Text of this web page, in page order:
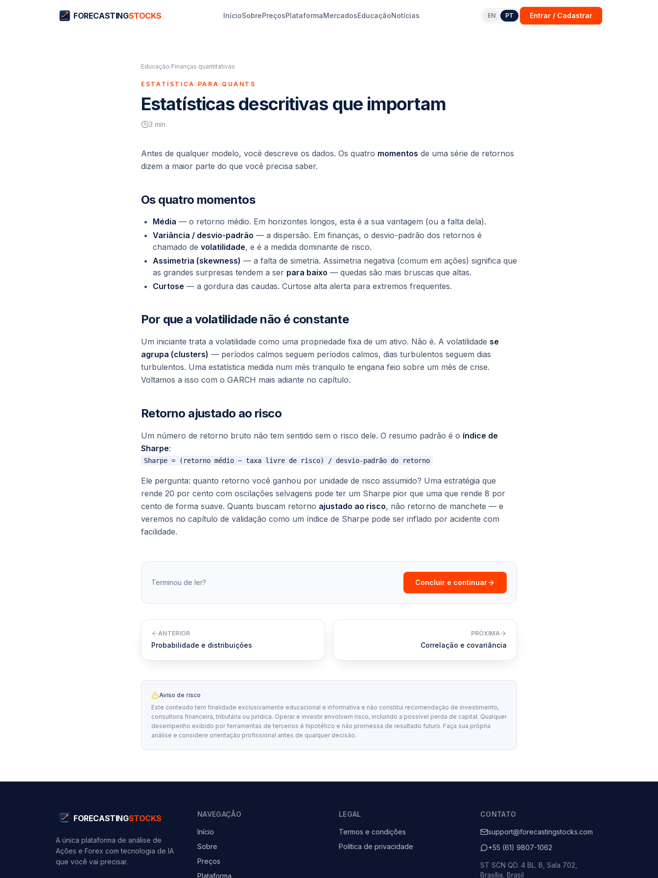
FORECASTINGSTOCKS InícioSobrePreçosPlataformaMercadosEducaçãoNotícias EN PT Entrar / Cadastrar
Educação/Finanças quantitativas
ESTATÍSTICA PARA QUANTS
Estatísticas descritivas que importam
3 min
Antes de qualquer modelo, você descreve os dados. Os quatro momentos de uma série de retornos
dizem a maior parte do que você precisa saber.
Os quatro momentos
Média — o retorno médio. Em horizontes longos, esta é a sua vantagem (ou a falta dela).
Variância / desvio-padrão — a dispersão. Em finanças, o desvio-padrão dos retornos é
chamado de volatilidade, e é a medida dominante de risco.
Assimetria (skewness) — a falta de simetria. Assimetria negativa (comum em ações) significa que
as grandes surpresas tendem a ser para baixo — quedas são mais bruscas que altas.
Curtose — a gordura das caudas. Curtose alta alerta para extremos frequentes.
Por que a volatilidade não é constante
Um iniciante trata a volatilidade como uma propriedade fixa de um ativo. Não é. A volatilidade se
agrupa (clusters) — períodos calmos seguem períodos calmos, dias turbulentos seguem dias
turbulentos. Uma estatística medida num mês tranquilo te engana feio sobre um mês de crise.
Voltamos a isso com o GARCH mais adiante no capítulo.
Retorno ajustado ao risco
Um número de retorno bruto não tem sentido sem o risco dele. O resumo padrão é o índice de
Sharpe:
Ele pergunta: quanto retorno você ganhou por unidade de risco assumido? Uma estratégia que
rende 20 por cento com oscilações selvagens pode ter um Sharpe pior que uma que rende 8 por
cento de forma suave. Quants buscam retorno ajustado ao risco, não retorno de manchete — e
veremos no capítulo de validação como um índice de Sharpe pode ser inflado por acidente com
facilidade.
Terminou de ler? Concluir e continuar
ANTERIOR
Probabilidade e distribuições
PRÓXIMA
Correlação e covariância
Aviso de risco
Este conteúdo tem finalidade exclusivamente educacional e informativa e não constitui recomendação de investimento,
consultoria financeira, tributária ou jurídica. Operar e investir envolvem risco, incluindo a possível perda de capital. Qualquer
desempenho exibido por ferramentas de terceiros é hipotético e não promessa de resultado futuro. Faça sua própria
análise e considere orientação profissional antes de qualquer decisão.
FORECASTINGSTOCKS
A única plataforma de análise de
Ações e Forex com tecnologia de IA
que você vai precisar.
NAVEGAÇÃO
Início
Sobre
Preços
Plataforma
LEGAL
Termos e condições
Política de privacidade
CONTATO
support@forecastingstocks.com
+55 (61) 9807-1062
ST SCN QD. 4 BL. B, Sala 702,
Brasília, Brasil